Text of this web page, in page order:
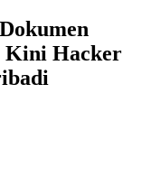
Kini Hacker